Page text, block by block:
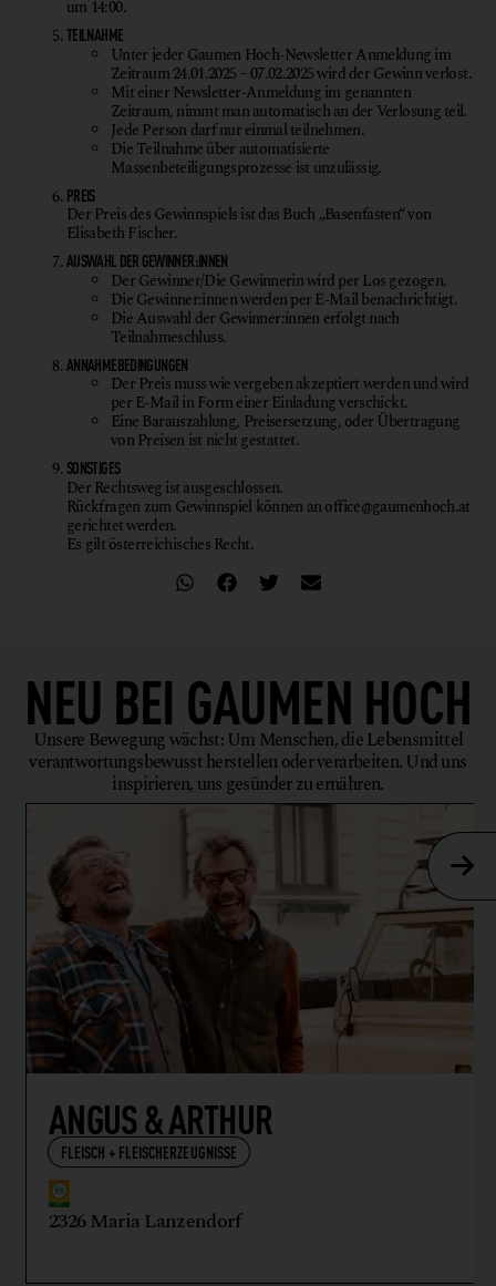
um 14:00.
TEILNAHME
Unter jeder Gaumen Hoch-Newsletter Anmeldung im
Zeitraum 24.01.2025 – 07.02.2025 wird der Gewinn verlost.
Mit einer Newsletter-Anmeldung im genannten
Zeitraum, nimmt man automatisch an der Verlosung teil.
Jede Person darf nur einmal teilnehmen.
Die Teilnahme über automatisierte
Massenbeteiligungsprozesse ist unzulässig.
PREIS
Der Preis des Gewinnspiels ist das Buch „Basenfasten“ von
Elisabeth Fischer.
AUSWAHL DER GEWINNER:INNEN
Der Gewinner/Die Gewinnerin wird per Los gezogen.
Die Gewinner:innen werden per E-Mail benachrichtigt.
Die Auswahl der Gewinner:innen erfolgt nach
Teilnahmeschluss.
ANNAHMEBEDINGUNGEN
Der Preis muss wie vergeben akzeptiert werden und wird
per E-Mail in Form einer Einladung verschickt.
Eine Barauszahlung, Preisersetzung, oder Übertragung
von Preisen ist nicht gestattet.
SONSTIGES
Der Rechtsweg ist ausgeschlossen.
Rückfragen zum Gewinnspiel können an office@gaumenhoch.at
gerichtet werden.
Es gilt österreichisches Recht.
NEU BEI GAUMEN HOCH
Unsere Bewegung wächst: Um Menschen, die Lebensmittel
verantwortungsbewusst herstellen oder verarbeiten. Und uns
inspirieren, uns gesünder zu ernähren.
ANGUS & ARTHUR
FLEISCH + FLEISCHERZEUGNISSE
2326 Maria Lanzendorf